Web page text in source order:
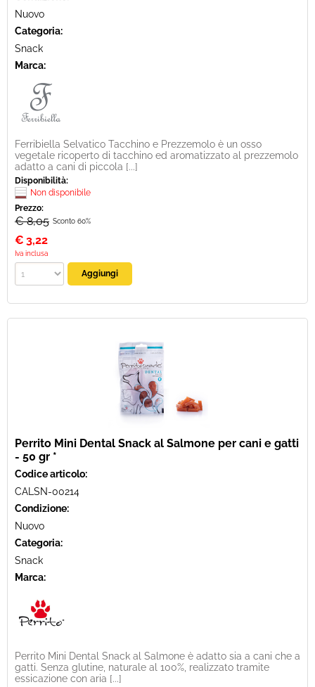
Nuovo
Categoria:
Snack
Marca:
Ferribiella Selvatico Tacchino e Prezzemolo è un osso
vegetale ricoperto di tacchino ed aromatizzato al prezzemolo
adatto a cani di piccola [...]
Disponibilità:
Non disponibile
Prezzo:
€ 8,05 Sconto 60%
€ 3,22
Iva inclusa
Perrito Mini Dental Snack al Salmone per cani e gatti
- 50 gr *
Codice articolo:
CALSN-00214
Condizione:
Nuovo
Categoria:
Snack
Marca:
Perrito Mini Dental Snack al Salmone è adatto sia a cani che a
gatti. Senza glutine, naturale al 100%, realizzato tramite
essicazione con aria [...]